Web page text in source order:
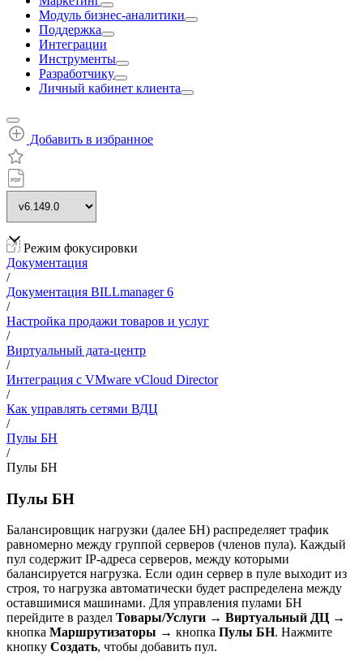
Модуль бизнес-аналитики
Поддержка
Интеграции
Инструменты
Разработчику
Личный кабинет клиента
Добавить в избранное
Режим фокусировки
Документация
/
Документация BILLmanager 6
/
Настройка продажи товаров и услуг
/
Виртуальный дата-центр
/
Интеграция с VMware vCloud Director
/
Как управлять сетями ВДЦ
/
Пулы БН
/
Пулы БН
Пулы БН
Балансировщик нагрузки (далее БН) распределяет трафик
равномерно между группой серверов (членов пула). Каждый
пул содержит IP-адреса серверов, между которыми
балансируется нагрузка. Если один сервер в пуле выходит из
строя, то нагрузка автоматически будет распределена между
оставшимися машинами. Для управления пулами БН
перейдите в раздел Товары/Услуги → Виртуальный ДЦ →
кнопка Маршрутизаторы → кнопка Пулы БН. Нажмите
кнопку Создать, чтобы добавить пул.